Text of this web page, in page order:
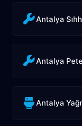
Antalya
Antalya
Antalya